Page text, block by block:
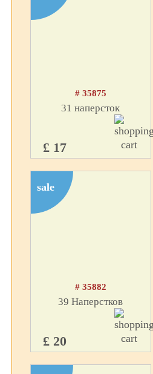
# 35875
31 наперсток
£ 17
sale
# 35882
39 Наперстков
£ 20